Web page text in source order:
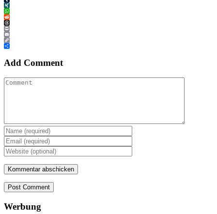
Tumblr
XING
WhatsApp
Reddit
Threads
Print
Email
Copy
Link
Teilen
Add Comment
Post Comment
Werbung